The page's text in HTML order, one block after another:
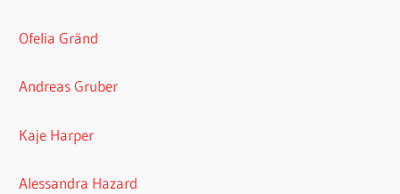
Ofelia Gränd
Andreas Gruber
Kaje Harper
Alessandra Hazard